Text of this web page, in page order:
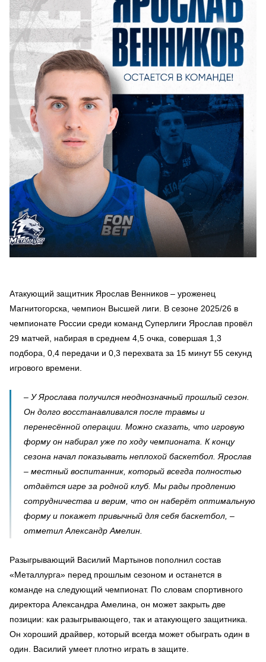
Атакующий защитник Ярослав Венников – уроженец
Магнитогорска, чемпион Высшей лиги. В сезоне 2025/26 в
чемпионате России среди команд Суперлиги Ярослав провёл
29 матчей, набирая в среднем 4,5 очка, совершая 1,3
подбора, 0,4 передачи и 0,3 перехвата за 15 минут 55 секунд
игрового времени.
– У Ярослава получился неоднозначный прошлый сезон.
Он долго восстанавливался после травмы и
перенесённой операции. Можно сказать, что игровую
форму он набирал уже по ходу чемпионата. К концу
сезона начал показывать неплохой баскетбол. Ярослав
– местный воспитанник, который всегда полностью
отдаётся игре за родной клуб. Мы рады продлению
сотрудничества и верим, что он наберёт оптимальную
форму и покажет привычный для себя баскетбол, –
отметил Александр Амелин.
Разыгрывающий Василий Мартынов пополнил состав
«Металлурга» перед прошлым сезоном и останется в
команде на следующий чемпионат. По словам спортивного
директора Александра Амелина, он может закрыть две
позиции: как разыгрывающего, так и атакующего защитника.
Он хороший драйвер, который всегда может обыграть один в
один. Василий умеет плотно играть в защите.